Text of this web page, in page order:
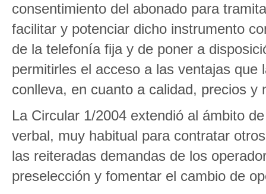
consentimiento del abonado para
facilitar y potenciar dicho instrumento
de la telefonía fija y de poner a
permitirles el acceso a las ventajas
conlleva, en cuanto a calidad, precios y
La Circular 1/2004 extendió al ámbito
verbal, muy habitual para contratar
las reiteradas demandas de los
preselección y fomentar el cambio de